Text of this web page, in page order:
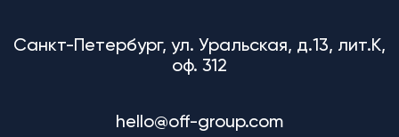
Санкт-Петербург, ул. Уральская, д.13, лит.К,
оф. 312
hello@off-group.com